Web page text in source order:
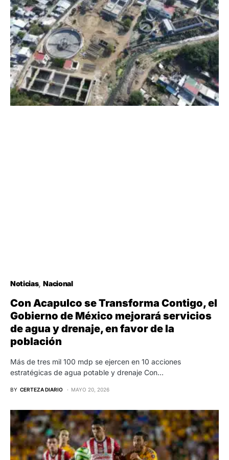
Noticias Nacional
Con Acapulco se Transforma Contigo, el
Gobierno de México mejorará servicios
de agua y drenaje, en favor de la
población
Más de tres mil 100 mdp se ejercen en 10 acciones
estratégicas de agua potable y drenaje Con…
BY CERTEZA DIARIO MAYO 20, 2026